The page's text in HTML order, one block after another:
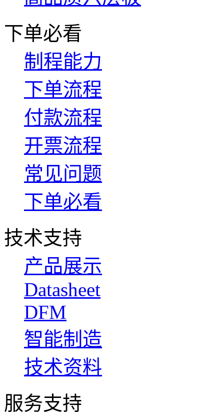
下单必看
制程能力
下单流程
付款流程
开票流程
常见问题
下单必看
技术支持
产品展示
Datasheet
DFM
智能制造
技术资料
服务支持